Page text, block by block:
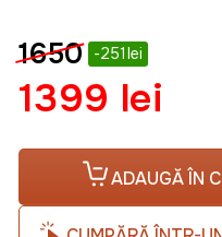
1650 -251lei
1399 lei
ADAUGĂ ÎN